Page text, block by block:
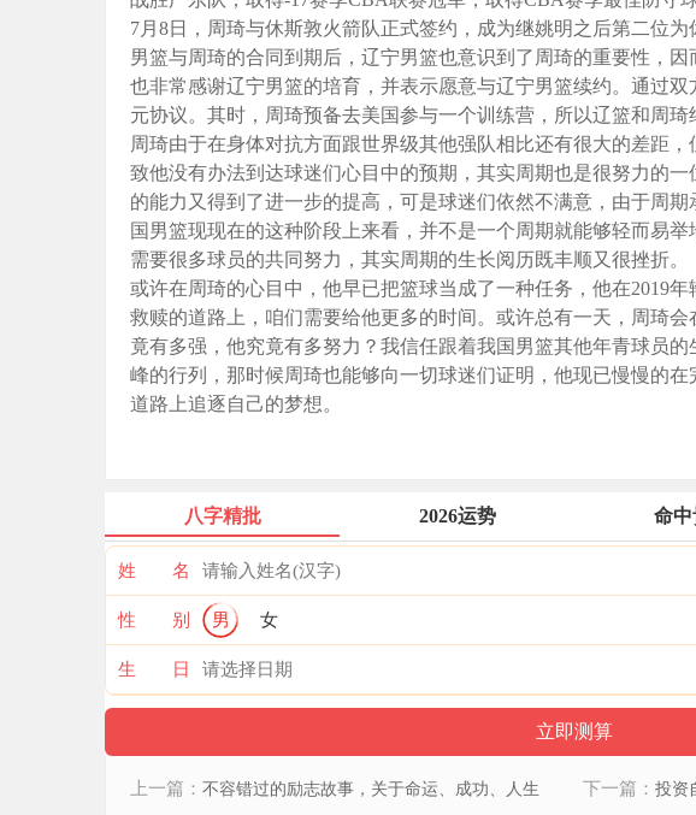
7月8日，周琦与休斯敦火箭队正式签约，成为继姚明之后第二位
男篮与周琦的合同到期后，辽宁男篮也意识到了周琦的重要性，
也非常感谢辽宁男篮的培育，并表示愿意与辽宁男篮续约。通过
元协议。其时，周琦预备去美国参与一个训练营，所以辽篮和周琦
周琦由于在身体对抗方面跟世界级其他强队相比还有很大的差距
致他没有办法到达球迷们心目中的预期，其实周期也是很努力的
的能力又得到了进一步的提高，可是球迷们依然不满意，由于周
国男篮现现在的这种阶段上来看，并不是一个周期就能够轻而易举
需要很多球员的共同努力，其实周期的生长阅历既丰顺又很挫折。
或许在周琦的心目中，他早已把篮球当成了一种任务，他在2019
救赎的道路上，咱们需要给他更多的时间。或许总有一天，周琦
竟有多强，他究竟有多努力？我信任跟着我国男篮其他年青球员
峰的行列，那时候周琦也能够向一切球迷们证明，他现已慢慢的
道路上追逐自己的梦想。
八字精批 2026运势 命中
姓 名
性 别 男 女
生 日
上一篇： 不容错过的励志故事，关于命运、成功、人生 下一篇：投资